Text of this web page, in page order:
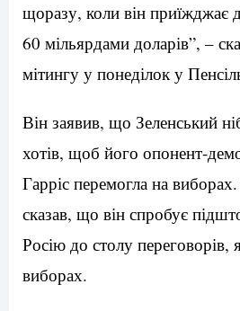
щоразу, коли він приїжджає
60 мільярдами доларів”, –
мітингу у понеділок у
Він заявив, що Зеленський
хотів, щоб його опонент-
Гарріс перемогла на
сказав, що він спробує
Росію до столу
виборах.